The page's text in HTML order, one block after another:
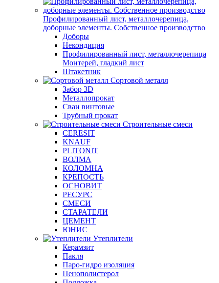
Профилированный лист, металлочерепица,
доборные элементы. Собственное производство
Доборы
Некондиция
Профилированный лист, металлочерепица
Монтерей, гладкий лист
Штакетник
Сортовой металл
Забор 3D
Металлопрокат
Сваи винтовые
Трубный прокат
Строительные смеси
CERESIT
KNAUF
PLITONIT
ВОЛМА
КОЛОМНА
КРЕПОСТЬ
ОСНОВИТ
РЕСУРС
СМЕСИ
СТАРАТЕЛИ
ЦЕМЕНТ
ЮНИС
Утеплители
Керамзит
Пакля
Паро-гидро изоляция
Пенополистерол